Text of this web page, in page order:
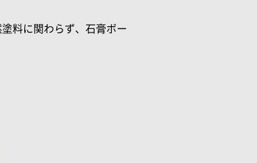
料に関わらず、石膏ボー